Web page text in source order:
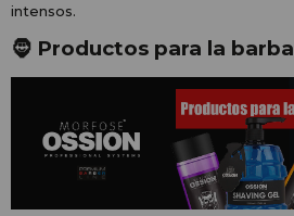
intensos.
🧔 Productos para la barba